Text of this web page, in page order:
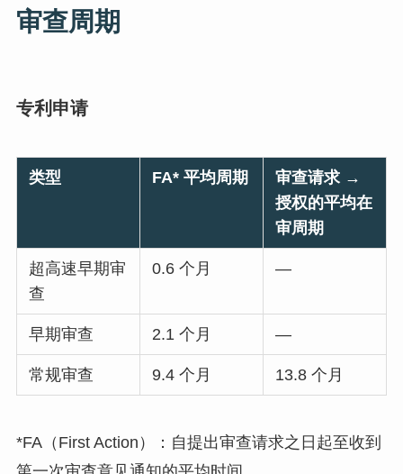
审查周期
专利申请
类型 FA* 平均周期
审查请求 →
授权的平均在
审周期
超高速早期审
查
0.6 个月 —
早期审查 2.1 个月 —
常规审查 9.4 个月 13.8 个月
*FA（First Action）：自提出审查请求之日起至收到